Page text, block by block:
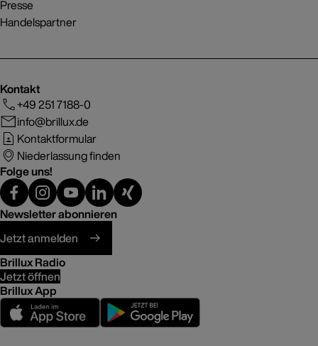
Presse
Handelspartner
Kontakt
+49 251 7188-0
info@brillux.de
Kontaktformular
Niederlassung finden
Folge uns!
Newsletter abonnieren
Jetzt anmelden
Brillux Radio
Jetzt öffnen
Brillux App